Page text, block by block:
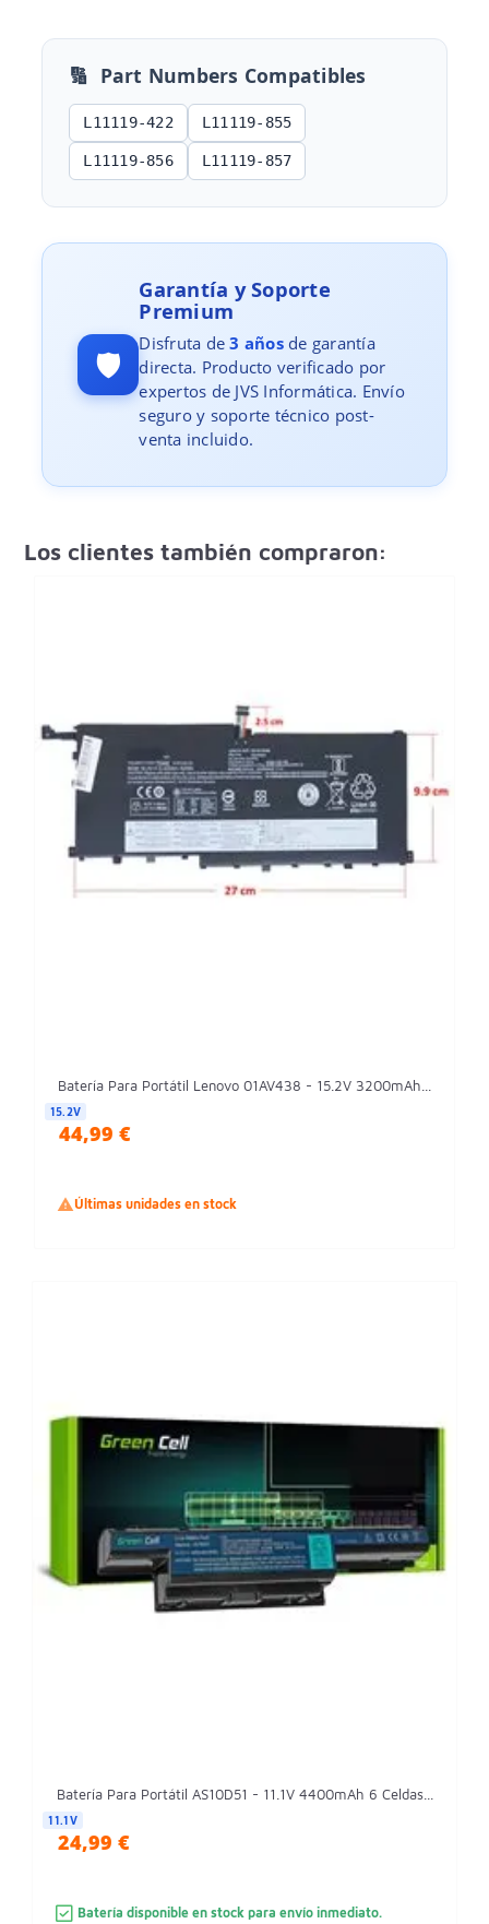
🔢 Part Numbers Compatibles
L11119-422 L11119-855
L11119-856 L11119-857
🛡️
Garantía y Soporte
Premium
Disfruta de3 añosde garantía
directa. Producto verificado por
expertos de JVS Informática. Envío
seguro y soporte técnico post-
venta incluido.
Los clientes también compraron:
Batería Para Portátil Lenovo 01AV438 - 15.2V 3200mAh...
15.2V
44,99 €
Últimas unidades en stock
Batería Para Portátil AS10D51 - 11.1V 4400mAh 6 Celdas...
11.1V
24,99 €
Batería disponible en stock para envío inmediato.